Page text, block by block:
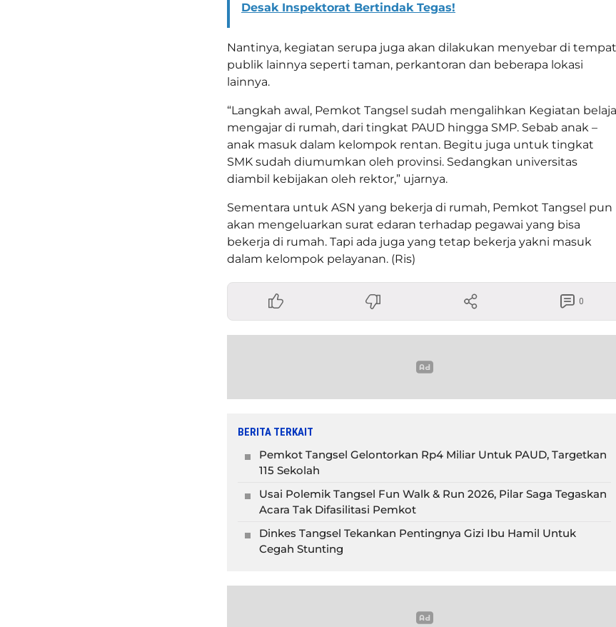
Desak Inspektorat Bertindak Tegas!
Nantinya, kegiatan serupa juga akan dilakukan menyebar di tempat
publik lainnya seperti taman, perkantoran dan beberapa lokasi
lainnya.
“Langkah awal, Pemkot Tangsel sudah mengalihkan Kegiatan
mengajar di rumah, dari tingkat PAUD hingga SMP. Sebab anak –
anak masuk dalam kelompok rentan. Begitu juga untuk tingkat
SMK sudah diumumkan oleh provinsi. Sedangkan universitas
diambil kebijakan oleh rektor,” ujarnya.
Sementara untuk ASN yang bekerja di rumah, Pemkot Tangsel pun
akan mengeluarkan surat edaran terhadap pegawai yang bisa
bekerja di rumah. Tapi ada juga yang tetap bekerja yakni masuk
dalam kelompok pelayanan. (Ris)
0
BERITA TERKAIT
Pemkot Tangsel Gelontorkan Rp4 Miliar Untuk PAUD, Targetkan
115 Sekolah
Usai Polemik Tangsel Fun Walk & Run 2026, Pilar Saga Tegaskan
Acara Tak Difasilitasi Pemkot
Dinkes Tangsel Tekankan Pentingnya Gizi Ibu Hamil Untuk
Cegah Stunting